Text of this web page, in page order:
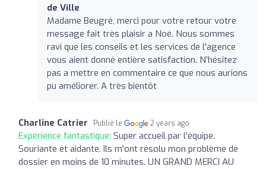
de Ville
Madame Beugré, merci pour votre retour votre
message fait très plaisir a Noé. Nous sommes
ravi que les conseils et les services de l'agence
vous aient donné entière satisfaction. N’hésitez
pas a mettre en commentaire ce que nous aurions
pu améliorer. A très bientôt
Charline Catrier Publié le 2 years ago
Expérience fantastique: Super accueil par l'équipe.
Souriante et aidante. Ils m'ont résolu mon problème de
dossier en moins de 10 minutes. UN GRAND MERCI AU